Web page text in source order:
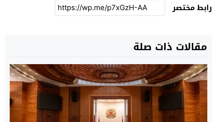
رابط مختصر
مقالات ذات صلة